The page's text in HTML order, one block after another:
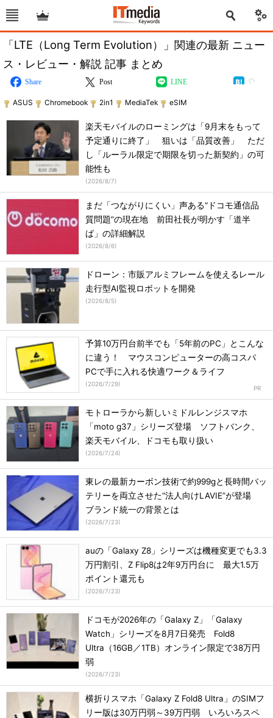
「LTE（Long Term Evolution）」関連の最新 ニュー
ス・レビュー・解説 記事 まとめ
Share Post LINE
ASUS Chromebook 2in1 MediaTek eSIM
楽天モバイルのローミングは「9月末をもって
予定通りに終了」 狙いは「品質改善」 ただ
し「ルーラル限定で期限を切った新契約」の可
能性も
(2026/8/7)
まだ「つながりにくい」声ある“ドコモ通信品
質問題”の現在地 前田社長が明かす「道半
ば」の詳細解説
(2026/8/6)
ドローン：市販アルミフレームを使えるレール
走行型AI監視ロボットを開発
(2026/8/5)
予算10万円台前半でも「5年前のPC」とこんな
に違う！ マウスコンピューターの高コスパ
PCで手に入れる快適ワーク＆ライフ
(2026/7/29)
モトローラから新しいミドルレンジスマホ
「moto g37」シリーズ登場 ソフトバンク、
楽天モバイル、ドコモも取り扱い
(2026/7/24)
東レの最新カーボン技術で約999gと長時間バッ
テリーを両立させた“法人向けLAVIE”が登場
ブランド統一の背景とは
(2026/7/23)
auの「Galaxy Z8」シリーズは機種変更でも3.3
万円割引、Z Flip8は2年9万円台に 最大1.5万
ポイント還元も
(2026/7/23)
ドコモが2026年の「Galaxy Z」「Galaxy
Watch」シリーズを8月7日発売 Fold8
Ultra（16GB／1TB）オンライン限定で38万円
弱
(2026/7/23)
横折りスマホ「Galaxy Z Fold8 Ultra」のSIMフ
リー版は30万円弱～39万円弱 いろいろスペ